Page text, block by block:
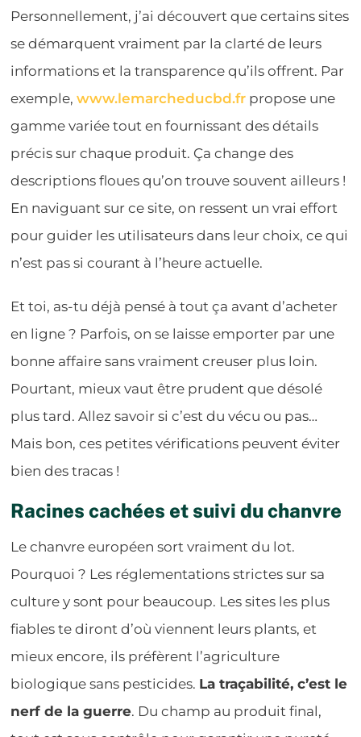
Personnellement, j’ai découvert que certains sites
se démarquent vraiment par la clarté de leurs
informations et la transparence qu’ils offrent. Par
exemple,www.lemarcheducbd.fr propose une
gamme variée tout en fournissant des détails
précis sur chaque produit. Ça change des
descriptions floues qu’on trouve souvent ailleurs !
En naviguant sur ce site, on ressent un vrai effort
pour guider les utilisateurs dans leur choix, ce qui
n’est pas si courant à l’heure actuelle.
Et toi, as-tu déjà pensé à tout ça avant d’acheter
en ligne ? Parfois, on se laisse emporter par une
bonne affaire sans vraiment creuser plus loin.
Pourtant, mieux vaut être prudent que désolé
plus tard. Allez savoir si c’est du vécu ou pas…
Mais bon, ces petites vérifications peuvent éviter
bien des tracas !
Racines cachées et suivi du chanvre
Le chanvre européen sort vraiment du lot.
Pourquoi ? Les réglementations strictes sur sa
culture y sont pour beaucoup. Les sites les plus
fiables te diront d’où viennent leurs plants, et
mieux encore, ils préfèrent l’agriculture
biologique sans pesticides. La traçabilité, c’est le
nerf de la guerre. Du champ au produit final,